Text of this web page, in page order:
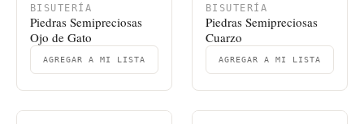
BISUTERÍA
Piedras Semipreciosas
Ojo de Gato
AGREGAR A MI LISTA
BISUTERÍA
Piedras Semipreciosas
Cuarzo
AGREGAR A MI LISTA